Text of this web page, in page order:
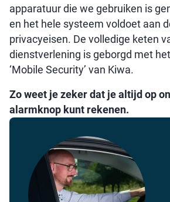
apparatuur die we gebruiken is
en het hele systeem voldoet aan
privacyeisen. De volledige keten
dienstverlening is geborgd met
‘Mobile Security’ van Kiwa.
Zo weet je zeker dat je altijd op
alarmknop kunt rekenen.